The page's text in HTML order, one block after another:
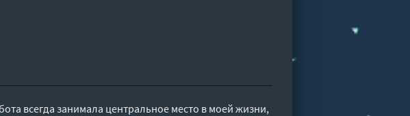
всегда занимала центральное место в моей жизни,